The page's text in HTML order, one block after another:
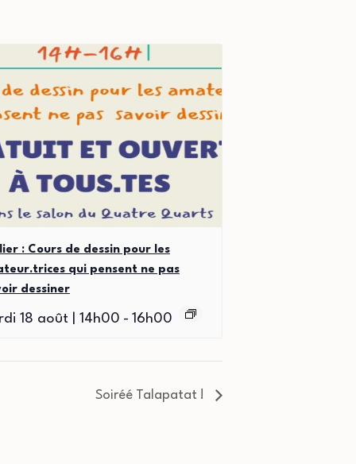
: Cours de dessin pour les
qui pensent ne pas
dessiner
18 août | 14h00 - 16h00
Soiréé Talapatat !